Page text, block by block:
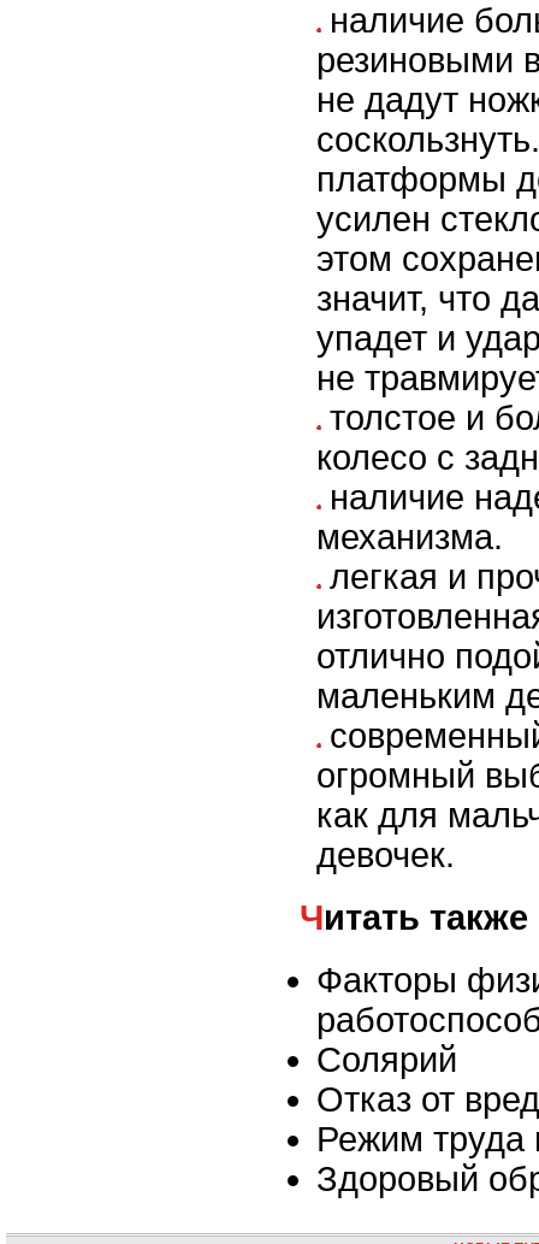
наличие
резиновыми
не дадут
платформы
усилен
этом
значит, что
упадет и
не
толстое и
колесо с
наличие
механизма.
легкая и
отлично
маленьким
огромный
как для
девочек.
Читать также
Факторы
Солярий
Отказ от
Режим труда
Здоровый